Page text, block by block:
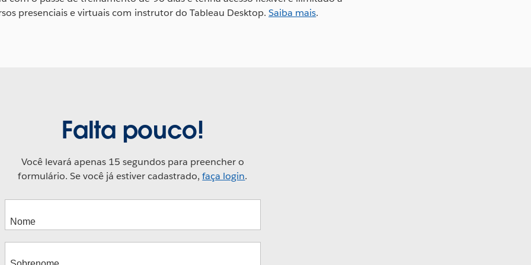
presenciais e virtuais com instrutor do Tableau Desktop.Saiba mais.
Falta pouco!
Você levará apenas 15 segundos para preencher o
formulário. Se você já estiver cadastrado,faça login.